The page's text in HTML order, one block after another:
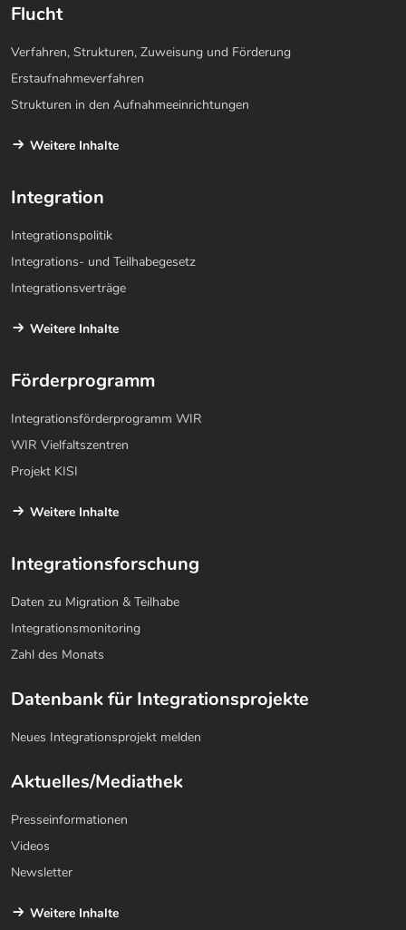
Flucht
Verfahren, Strukturen, Zuweisung und Förderung
Erstaufnahmeverfahren
Strukturen in den Aufnahmeeinrichtungen
Weitere Inhalte
Integration
Integrationspolitik
Integrations- und Teilhabegesetz
Integrationsverträge
Weitere Inhalte
Förderprogramm
Integrationsförderprogramm WIR
WIR Vielfaltszentren
Projekt KISI
Weitere Inhalte
Integrationsforschung
Daten zu Migration & Teilhabe
Integrationsmonitoring
Zahl des Monats
Datenbank für Integrationsprojekte
Neues Integrationsprojekt melden
Aktuelles/Mediathek
Presseinformationen
Videos
Newsletter
Weitere Inhalte